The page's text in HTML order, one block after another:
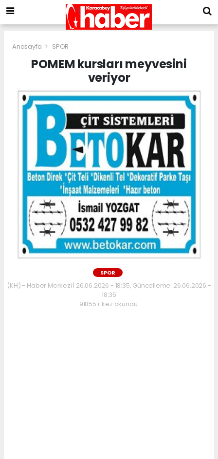
Anasayfa SPOR
POMEM kursları meyvesini
veriyor
SPOR
(KH) - Haber Merkezi | 26.06.2026 - 18:35, Güncelleme: 26.06.2026 -
18:35
91855+ kez okundu.